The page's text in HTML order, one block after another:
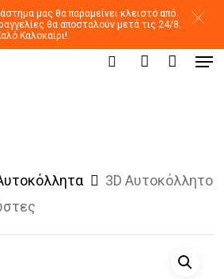
μας θα παραμείνει κλειστό από
θα αποσταλούν μετά τις 24/8.
Καλοκαίρι!
search account
3D Αυτοκόλλητο